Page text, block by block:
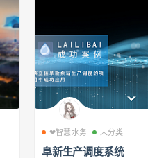
❤智慧水务 未分类
阜新生产调度系统